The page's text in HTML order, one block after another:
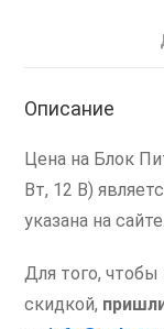
Описание
Цена на Блок
Вт, 12 В)
указана на сайте.
Для того, чтобы
скидкой,